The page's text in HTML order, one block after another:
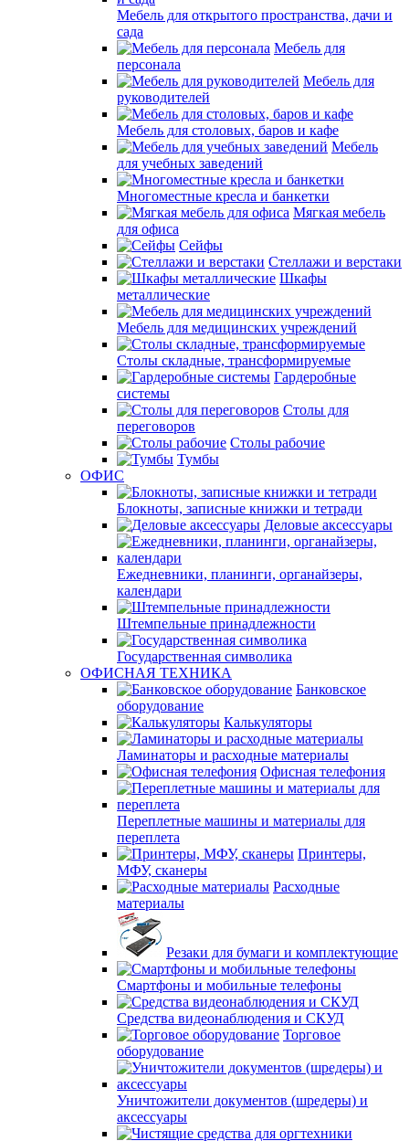
Мебель для открытого пространства, дачи и
сада
Мебель для
персонала
Мебель для
руководителей
Мебель для столовых, баров и кафе
Мебель
для учебных заведений
Многоместные кресла и банкетки
Мягкая мебель
для офиса
Сейфы
Стеллажи и верстаки
Шкафы
металлические
Мебель для медицинских учреждений
Столы складные, трансформируемые
Гардеробные
системы
Столы для
переговоров
Столы рабочие
Тумбы
ОФИС
Блокноты, записные книжки и тетради
Деловые аксессуары
Ежедневники, планинги, органайзеры,
календари
Штемпельные принадлежности
Государственная символика
ОФИСНАЯ ТЕХНИКА
Банковское
оборудование
Калькуляторы
Ламинаторы и расходные материалы
Офисная телефония
Переплетные машины и материалы для
переплета
Принтеры,
МФУ, сканеры
Расходные
материалы
Резаки для бумаги и комплектующие
Смартфоны и мобильные телефоны
Средства видеонаблюдения и СКУД
Торговое
оборудование
Уничтожители документов (шредеры) и
аксессуары